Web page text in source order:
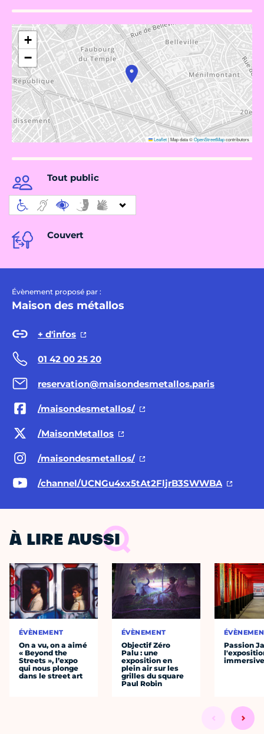
+
−
Leaflet|Map data ©OpenStreetMapcontributors
Tout public
Couvert
Évènement proposé par :
Maison des métallos
+ d'infos
01 42 00 25 20
reservation@maisondesmetallos.paris
/maisondesmetallos/
/MaisonMetallos
/maisondesmetallos/
/channel/UCNGu4xx5tAt2FljrB3SWWBA
À LIRE AUSSI
ÉVÈNEMENT
On a vu, on a aimé
« Beyond the
Streets », l’expo
qui nous plonge
dans le street art
ÉVÈNEMENT
Objectif Zéro
Palu : une
exposition en
plein air sur les
grilles du square
Paul Robin
Passion